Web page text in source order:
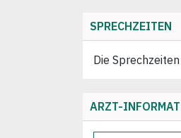
SPRECHZEITEN
Die
ARZT-